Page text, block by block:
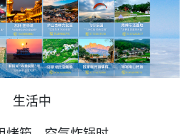
生活中